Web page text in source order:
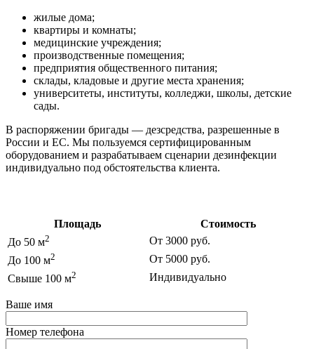
жилые дома;
квартиры и комнаты;
медицинские учреждения;
производственные помещения;
предприятия общественного питания;
склады, кладовые и другие места хранения;
университеты, институты, колледжи, школы, детские
сады.
В распоряжении бригады — дезсредства, разрешенные в
России и ЕС. Мы пользуемся сертифицированным
оборудованием и разрабатываем сценарии дезинфекции
индивидуально под обстоятельства клиента.
Площадь
Стоимость
До 50 м2
От 3000 руб.
До 100 м2
От 5000 руб.
Свыше 100 м2 Индивидуально
Ваше имя
Номер телефона